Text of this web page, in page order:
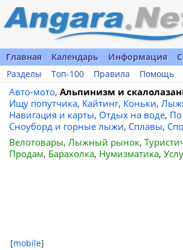
Главная Календарь Информация
Разделы
Топ-100 Правила Помощь
Авто-мото, Альпинизм и
Ищу попутчика, Кайтинг, Коньки,
Навигация и карты, Отдых на воде, По
Сноуборд и горные лыжи, Сплавы,
Велотовары, Лыжный рынок,
Продам, Барахолка, Нумизматика,
[mobile]